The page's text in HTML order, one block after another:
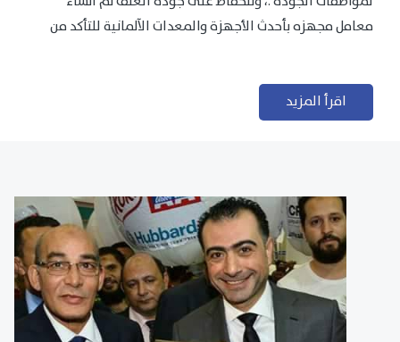
معامل مجهزه بأحدث الأجهزة والمعدات الآلمانية للتأكد من
اقرأ المزيد